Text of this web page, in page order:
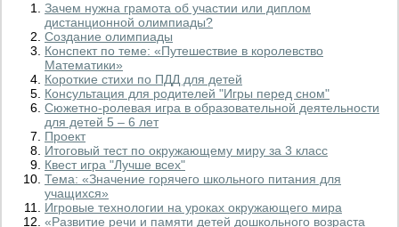
Зачем нужна грамота об участии или диплом
дистанционной олимпиады?
Создание олимпиады
Конспект по теме: «Путешествие в королевство
Математики»
Короткие стихи по ПДД для детей
Консультация для родителей "Игры перед сном"
Сюжетно-ролевая игра в образовательной деятельности
для детей 5 – 6 лет
Проект
Итоговый тест по окружающему миру за 3 класс
Квест игра "Лучше всех"
Тема: «Значение горячего школьного питания для
учащихся»
Игровые технологии на уроках окружающего мира
«Развитие речи и памяти детей дошкольного возраста